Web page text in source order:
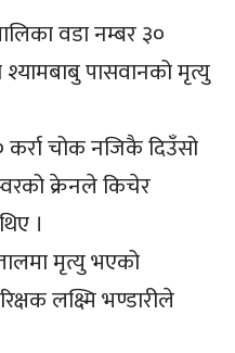
वडा नम्बर ३०
पासवानको मृत्यु
चोक नजिकै दिउँसो
क्रेनले किचेर
।
मृत्यु भएको
लक्ष्मि भण्डारीले